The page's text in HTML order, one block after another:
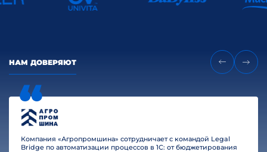
НАМ ДОВЕРЯЮТ
Компания «Агропромшина» сотрудничает с командой Legal
Bridge по автоматизации процессов в 1С: от бюджетирования